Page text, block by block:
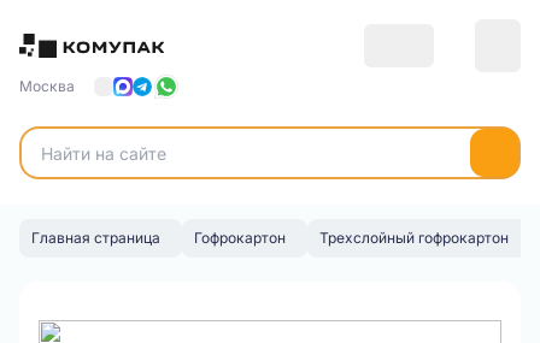
Москва
Главная страница Гофрокартон Трехслойный гофрокартон